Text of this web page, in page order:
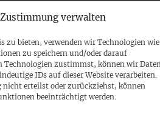
verwalten
zu bieten, verwenden wir Technologien wie
zu speichern und/oder darauf
Technologien zustimmst, können wir
IDs auf dieser Website verarbeiten.
nicht erteilst oder zurückziehst, können
beeinträchtigt werden.